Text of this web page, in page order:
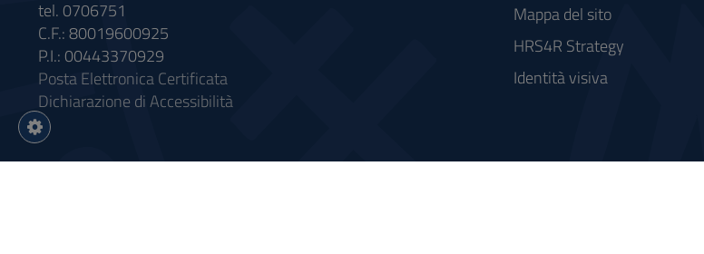
tel. 0706751
C.F.: 80019600925
P.I.: 00443370929
Posta Elettronica Certificata
Dichiarazione di Accessibilità
Mappa del sito
HRS4R Strategy
Identità visiva
Impostazioni
cookie